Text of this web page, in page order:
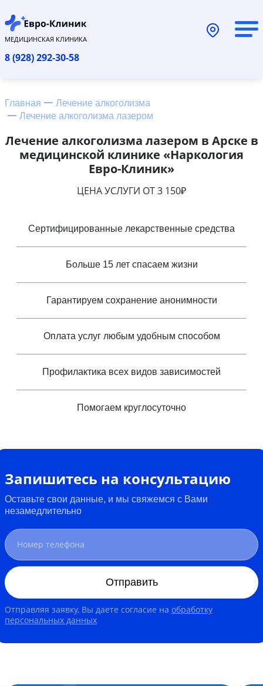
МЕДИЦИНСКАЯ КЛИНИКА
8 (928) 292-30-58
Главная
Лечение алкоголизма
Лечение алкоголизма лазером
Лечение алкоголизма лазером в Арске в
медицинской клинике «Наркология
Евро-Клиник»
ЦЕНА УСЛУГИ ОТ 3 150₽
Сертифицированные лекарственные средства
Больше 15 лет спасаем жизни
Гарантируем сохранение анонимности
Оплата услуг любым удобным способом
Профилактика всех видов зависимостей
Помогаем круглосуточно
Запишитесь на консультацию
Оставьте свои данные, и мы свяжемся с Вами
незамедлительно
Отправить
Отправляя заявку, Вы даете согласие на обработку
персональных данных